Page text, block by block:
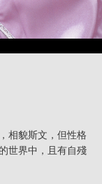
相貌斯文，但性格
世界中，且有自殘